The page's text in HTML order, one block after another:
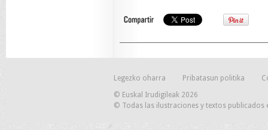
Legezko oharra Pribatasun politika
© Euskal Irudigileak 2026
© Todas las ilustraciones y textos publicados